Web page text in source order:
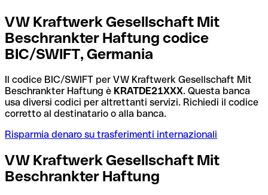
VW Kraftwerk Gesellschaft Mit
Beschrankter Haftung codice
BIC/SWIFT, Germania
Il codice BIC/SWIFT per VW Kraftwerk Gesellschaft Mit
Beschrankter Haftung è KRATDE21XXX. Questa banca
usa diversi codici per altrettanti servizi. Richiedi il codice
corretto al destinatario o alla banca.
Risparmia denaro su trasferimenti internazionali
VW Kraftwerk Gesellschaft Mit
Beschrankter Haftung